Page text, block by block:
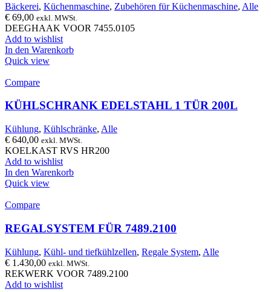
Bäckerei, Küchenmaschine, Zubehören für Küchenmaschine, Alle
€ 69,00 exkl. MWSt.
DEEGHAAK VOOR 7455.0105
Add to wishlist
In den Warenkorb
Quick view
Compare
KÜHLSCHRANK EDELSTAHL 1 TÜR 200L
Kühlung, Kühlschränke, Alle
€ 640,00 exkl. MWSt.
KOELKAST RVS HR200
Add to wishlist
In den Warenkorb
Quick view
Compare
REGALSYSTEM FÜR 7489.2100
Kühlung, Kühl- und tiefkühlzellen, Regale System, Alle
€ 1.430,00 exkl. MWSt.
REKWERK VOOR 7489.2100
Add to wishlist